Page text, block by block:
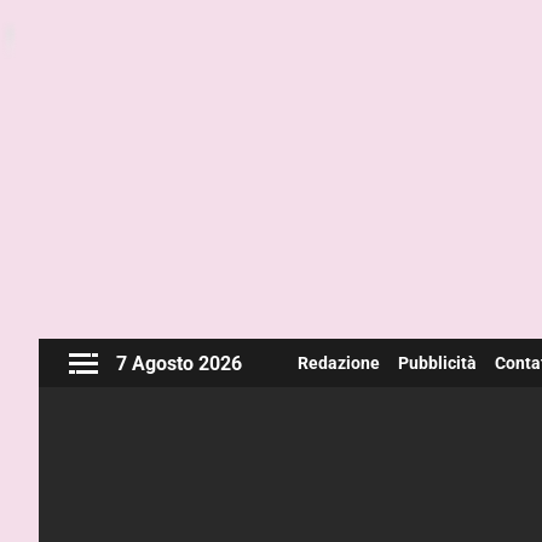
7 Agosto 2026 Redazione Pubblicità